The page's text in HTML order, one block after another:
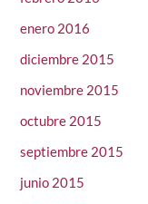
enero 2016
diciembre 2015
noviembre 2015
octubre 2015
septiembre 2015
junio 2015